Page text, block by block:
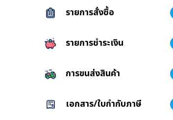
รายการสั่งซื้อ
รายการชำระเงิน
การขนส่งสินค้า
เอกสาร/ใบกำกับภาษี